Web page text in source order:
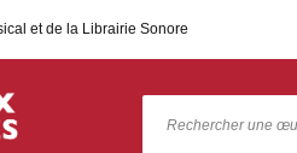
et de la Librairie Sonore